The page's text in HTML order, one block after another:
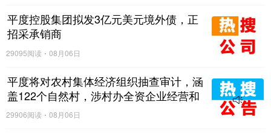
平度控股集团拟发3亿元美元境外债，正
招采承销商
29095阅读 08月06日
平度将对农村集体经济组织抽查审计，涵
盖122个自然村，涉村办全资企业经营和
与村集体资金往来等情况
29906阅读 08月06日